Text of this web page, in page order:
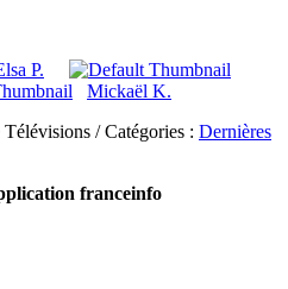
P.
Mickaël K.
/ Catégories : Dernières
franceinfo